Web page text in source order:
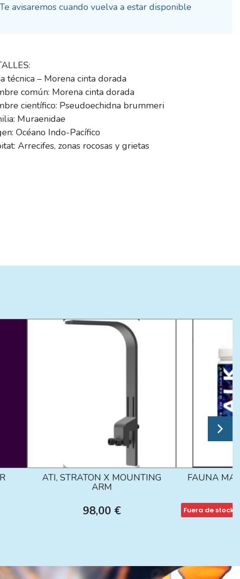
Te avisaremos cuando vuelva a estar disponible
técnica – Morena cinta dorada
común: Morena cinta dorada
científico: Pseudoechidna brummeri
Muraenidae
Océano Indo-Pacífico
Arrecifes, zonas rocosas y grietas
ATI, STRATON X MOUNTING
ARM
98,00 €
FAUNA
Fuera de stock